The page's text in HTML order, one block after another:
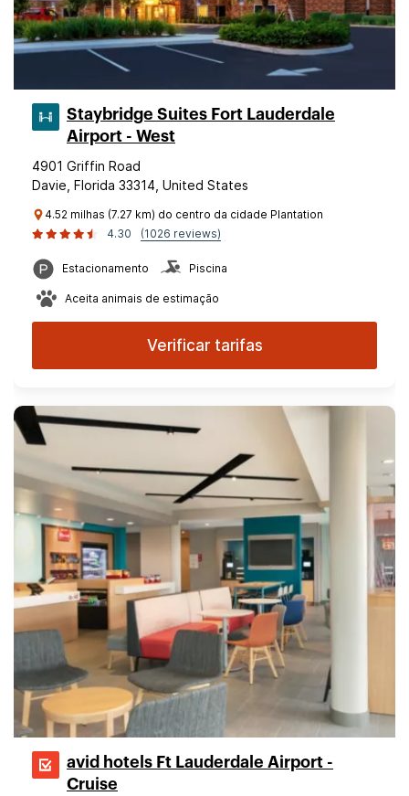
Staybridge Suites Fort Lauderdale
Airport - West
4901 Griffin Road
Davie, Florida 33314, United States
4.52 milhas (7.27 km) do centro da cidade Plantation
4.30
(1026 reviews)
Estacionamento Piscina
Aceita animais de estimação
Verificar tarifas
avid hotels Ft Lauderdale Airport -
Cruise